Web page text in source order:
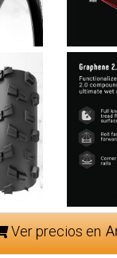
Ver precios en